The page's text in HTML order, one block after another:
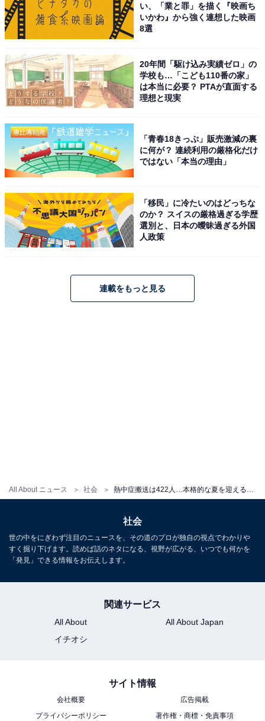
All About ニュース 社会
治療は、それぞれに応じて行われる。
■I度……現場での応急処置で回復できる軽症
主な症状
めまい、失神…熱失神に相当
大量の汗
■II度……医療機関への搬送や受診を必要とする中等症
主な症状
頭痛、気分の不快、吐き気、嘔吐、倦怠感、虚脱感…熱
疲労に相当
意識障害、痙攣、手足の運動障害
いるという。清益氏は熱中症の危険因子として
湿度が高い
風が弱い
を「輻射熱」と言います）
気温の急な上昇
体調や、汗をかきやすいかどうかの体質
い、「業と罪」を描く『映画ち
いかわ』から強く連想した映画
8選
20年間「駆け込み実績ゼロ」の
学校も…「こども110番の家」
は本当に必要？ PTAが直面する
理想と現実
「青春18きっぷ」販売激減の裏
に何が？ 連続利用の厳格化だけ
ではない「本当の理由」
「移民」に冷たいのはどっちな
のか？ スイスの厳格過ぎる学歴
選別と、日本の曖昧過ぎる外国
人政策
連載をもっと見る
社会
世の中をにぎわず注目のニュースを、その道のプロが独自の視点でわかりや
すく掘り下げます。読めば話のネタになる、視野が広がる、いつでも何かを
「発見」できる情報をお伝えします。
関連サービス
All About
All About Japan
イチオシ
サイト情報
会社概要
広告掲載
プライバシーポリシー
著作権・商標・免責事項